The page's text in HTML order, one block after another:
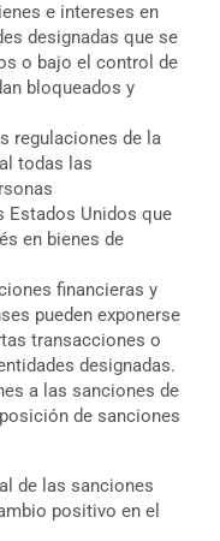
e intereses en
designadas que se
o bajo el control de
bloqueados y
regulaciones de la
todas las
Estados Unidos que
en bienes de
financieras y
pueden exponerse
transacciones o
designadas.
a las sanciones de
de sanciones
de las sanciones
positivo en el